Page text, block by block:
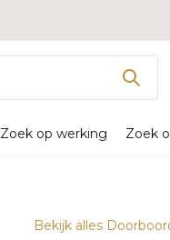
Zoek op werking Zoek
Bekijk alles